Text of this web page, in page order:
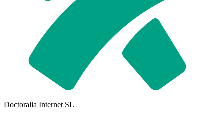
Doctoralia Internet SL